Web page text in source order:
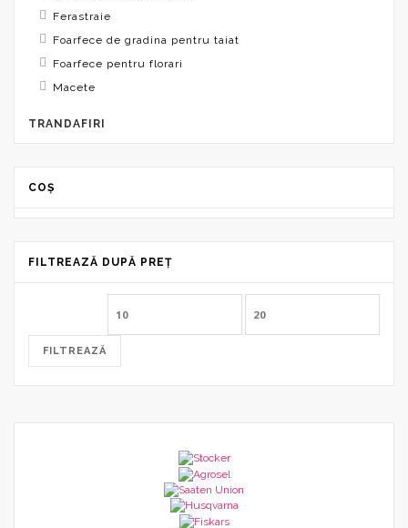
Ferastraie
Foarfece de gradina pentru taiat
Foarfece pentru florari
Macete
TRANDAFIRI
COȘ
FILTREAZĂ DUPĂ PREȚ
FILTREAZĂ